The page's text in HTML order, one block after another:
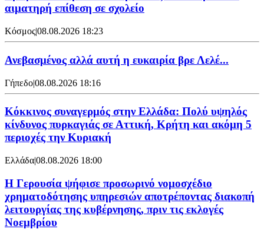
αιματηρή επίθεση σε σχολείο
Κόσμος|08.08.2026 18:23
Ανεβασμένος αλλά αυτή η ευκαιρία βρε Λελέ...
Γήπεδο|08.08.2026 18:16
Κόκκινος συναγερμός στην Ελλάδα: Πολύ υψηλός
κίνδυνος πυρκαγιάς σε Αττική, Κρήτη και ακόμη 5
περιοχές την Κυριακή
Ελλάδα|08.08.2026 18:00
Η Γερουσία ψήφισε προσωρινό νομοσχέδιο
χρηματοδότησης υπηρεσιών αποτρέποντας διακοπή
λειτουργίας της κυβέρνησης, πριν τις εκλογές
Νοεμβρίου